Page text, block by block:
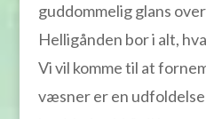
guddommelig glans
Helligånden bor i alt,
Vi vil komme til at
væsner er en udfoldelse